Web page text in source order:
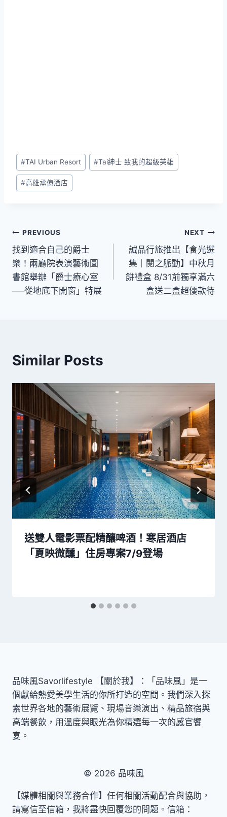
Post
Tags:
#TAI Urban Resort #Tai紳士 致我的超級英雄
#高雄承億酒店
文
章
導
PREVIOUS
找到適合自己的爵士
樂！兩廳院表演藝術圖
書館舉辦「爵士療心室
──從地底下開窗」特展
NEXT
誠品行旅推出【食光選
集｜閱之脈動】中秋月
餅禮盒 8/31前獨享滿六
盒送二盒超優款待
Similar Posts
送雙人電影票配精釀啤酒！寒居酒店
「夏映微醺」住房專案7/9登場
品味風Savorlifestyle 【關於我】：「品味風」是一
個獻給熱愛美學生活的你所打造的空間。我們深入探
索世界各地的藝術展覽、現場音樂演出、精品旅宿與
高端餐飲，用溫度與眼光為你精選每一次的感官饗
宴。
© 2026 品味風
【媒體相關與業務合作】任何相關活動配合與協助，
請寫信至信箱，我將盡快回覆您的問題。信箱：